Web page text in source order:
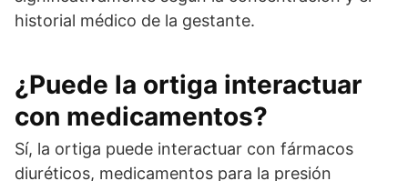
historial médico de la gestante.
¿Puede la ortiga interactuar
con medicamentos?
Sí, la ortiga puede interactuar con fármacos
diuréticos, medicamentos para la presión